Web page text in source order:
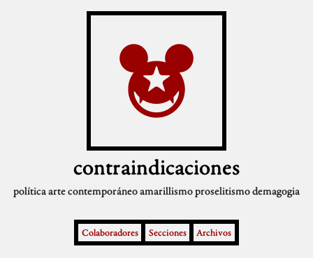
contraindicaciones
políticaarte contemporáneoamarillismoproselitismodemagogia
Colaboradores Secciones Archivos